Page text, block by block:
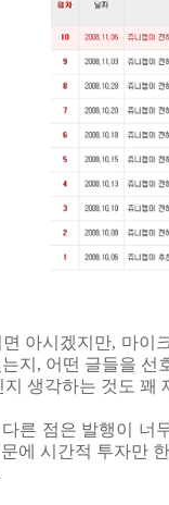
아시겠지만, 마이
지, 어떤 글들을
생각하는 것도 꽤
른 점은 발행이 너
에 시간적 투자만